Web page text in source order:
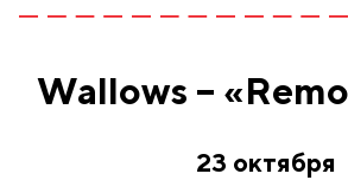
Wallows –
23 октября